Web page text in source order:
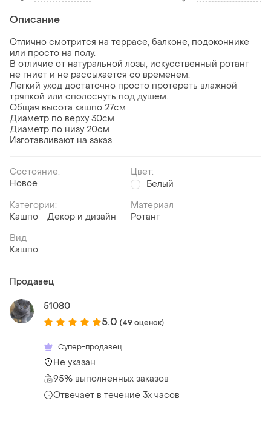
Описание
Отлично смотрится на террасе, балконе, подоконнике
или просто на полу.
В отличие от натуральной лозы, искусственный ротанг
не гниет и не рассыхается со временем.
Легкий уход достаточно просто протереть влажной
тряпкой или сполоснуть под душем.
Общая высота кашпо 27см
Диаметр по верху 30см
Диаметр по низу 20см
Изготавливают на заказ.
Состояние:
Новое
Цвет:
Белый
Категории:
Кашпо
Декор и дизайн
Материал
Ротанг
Вид
Кашпо
Продавец
51080
5.0 (49 оценок)
Супер-продавец
Не указан
95% выполненных заказов
Отвечает в течение 3х часов